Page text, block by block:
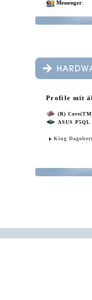
Messenger:
Profile mit
(R)
ASUS P5QL
King Dagobert